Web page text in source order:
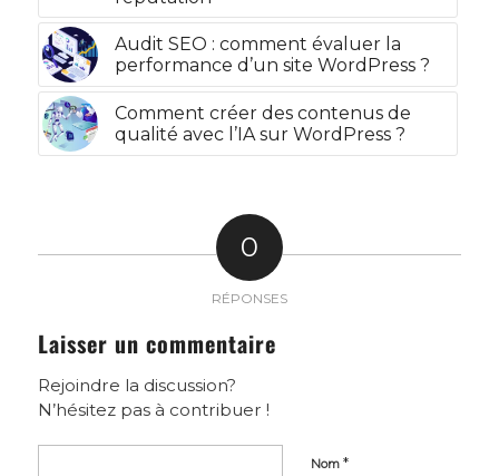
Audit SEO : comment évaluer la
performance d’un site WordPress ?
Comment créer des contenus de
qualité avec l’IA sur WordPress ?
0
RÉPONSES
Laisser un commentaire
Rejoindre la discussion?
N’hésitez pas à contribuer !
Nom *